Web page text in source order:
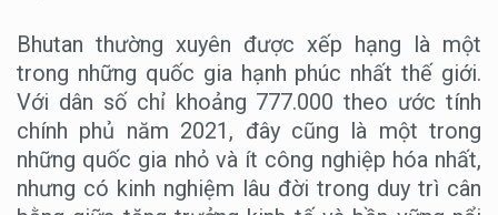
Bhutan thường xuyên được xếp hạng là một
trong những quốc gia hạnh phúc nhất thế giới.
Với dân số chỉ khoảng 777.000 theo ước tính
chính phủ năm 2021, đây cũng là một trong
những quốc gia nhỏ và ít công nghiệp hóa nhất,
nhưng có kinh nghiệm lâu đời trong duy trì cân